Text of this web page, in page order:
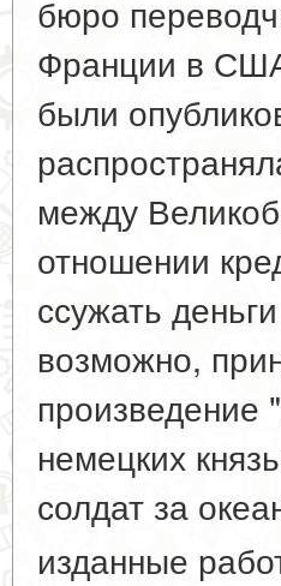
бюро
Франции в
были
между
отношении
ссужать
возможно,
произведение
немецких
солдат за
изданные